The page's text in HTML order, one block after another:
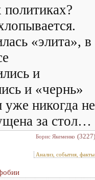
«элита», в
и
и «чернь»
уже никогда не
за стол…
Борис Якеменко (3227)
Анализ, события, факты